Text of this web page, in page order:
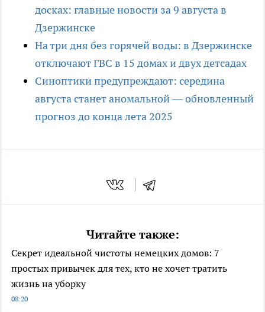
досках: главные новости за 9 августа в
Дзержинске
На три дня без горячей воды: в Дзержинске
отключают ГВС в 15 домах и двух детсадах
Синоптики предупреждают: середина
августа станет аномальной — обновленный
прогноз до конца лета 2025
Читайте также:
Секрет идеальной чистоты немецких домов: 7
простых привычек для тех, кто не хочет тратить
жизнь на уборку
08:20